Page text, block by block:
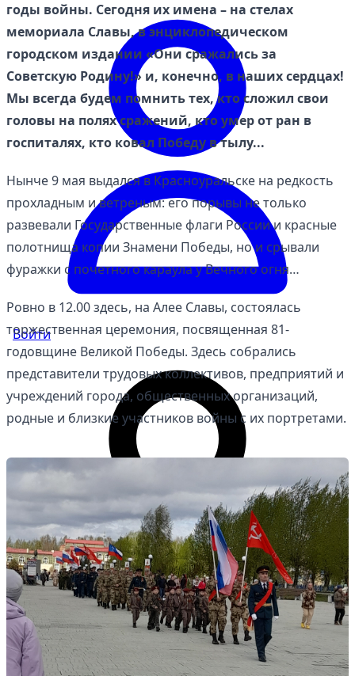
Войти
годы войны. Сегодня их имена – на стелах
мемориала Славы, в энциклопедическом
городском издании «Они сражались за
Советскую Родину!» и, конечно, в наших сердцах!
Мы всегда будем помнить тех, кто сложил свои
головы на полях сражений, кто умер от ран в
госпиталях, кто ковал Победу в тылу...
Нынче 9 мая выдался в Красноуральске на редкость
прохладным и ветреным: его порывы не только
развевали Государственные флаги России и красные
полотнища копии Знамени Победы, но и срывали
фуражки с почетного караула у Вечного огня…
Ровно в 12.00 здесь, на Алее Славы, состоялась
торжественная церемония, посвященная 81-
годовщине Великой Победы. Здесь собрались
представители трудовых коллективов, предприятий и
учреждений города, общественных организаций,
родные и близкие участников войны с их портретами.